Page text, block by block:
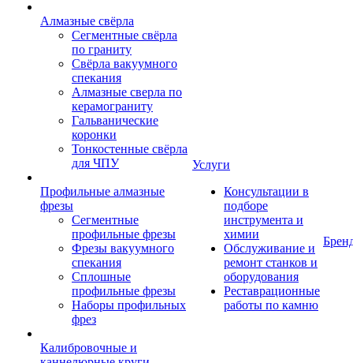
Алмазные свёрла
Сегментные свёрла
по граниту
Свёрла вакуумного
спекания
Алмазные сверла по
керамограниту
Гальванические
коронки
Тонкостенные свёрла
для ЧПУ
Профильные алмазные
фрезы
Сегментные
профильные фрезы
Фрезы вакуумного
спекания
Сплошные
профильные фрезы
Наборы профильных
фрез
Калибровочные и
Услуги
Консультации в
подборе
инструмента и
химии
Обслуживание и
ремонт станков и
оборудования
Реставрационные
работы по камню